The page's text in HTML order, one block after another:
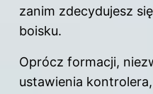
zanim zdecydujesz
boisku.
Oprócz formacji,
ustawienia